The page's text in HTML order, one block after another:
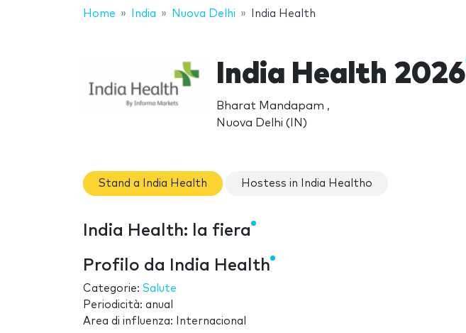
Home India Nuova Delhi India Health
India Health 2026
Bharat Mandapam ,
Nuova Delhi (IN)
Stand a India Health Hostess in India Healtho
India Health: la fiera
Profilo da India Health
Categorie: Salute
Periodicità: anual
Area di influenza: Internacional